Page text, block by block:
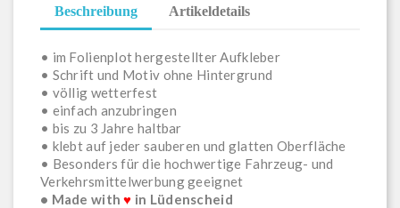
Beschreibung Artikeldetails
• im Folienplot hergestellter Aufkleber
• Schrift und Motiv ohne Hintergrund
• völlig wetterfest
• einfach anzubringen
• bis zu 3 Jahre haltbar
• klebt auf jeder sauberen und glatten Oberfläche
• Besonders für die hochwertige Fahrzeug- und
Verkehrsmittelwerbung geeignet
• Made with♥ in Lüdenscheid